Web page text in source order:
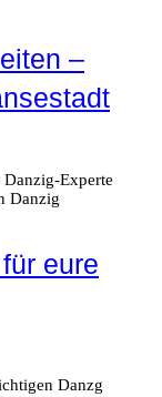
–
Experte
Danzig
eure
Danzg